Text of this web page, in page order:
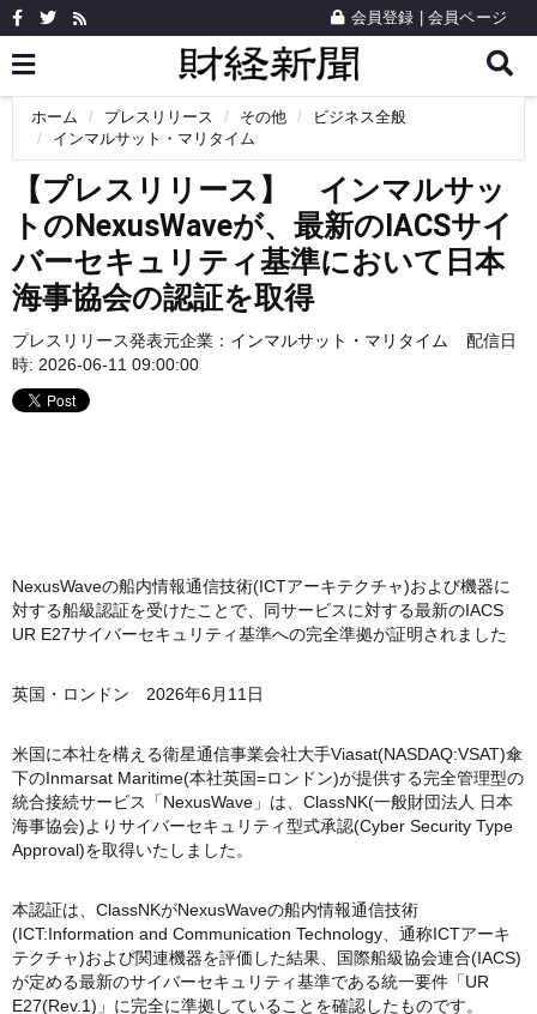
会員登録 会員ページ
ホーム プレスリリース その他
ビジネス全般
インマルサット・マリタイム
【プレスリリース】 インマルサッ
トのNexusWaveが、最新のIACSサイ
バーセキュリティ基準において日本
海事協会の認証を取得
プレスリリース発表元企業： インマルサット・マリタイム
配信日
時: 2026-06-11 09:00:00
NexusWaveの船内情報通信技術(ICTアーキテクチャ)および機器に
対する船級認証を受けたことで、同サービスに対する最新のIACS
UR E27サイバーセキュリティ基準への完全準拠が証明されました
英国・ロンドン 2026年6月11日
米国に本社を構える衛星通信事業会社大手Viasat(NASDAQ:VSAT)傘
下のInmarsat Maritime(本社英国=ロンドン)が提供する完全管理型の
統合接続サービス「NexusWave」は、ClassNK(一般財団法人 日本
海事協会)よりサイバーセキュリティ型式承認(Cyber Security Type
Approval)を取得いたしました。
本認証は、ClassNKがNexusWaveの船内情報通信技術
(ICT:Information and Communication Technology、通称ICTアーキ
テクチャ)および関連機器を評価した結果、国際船級協会連合(IACS)
が定める最新のサイバーセキュリティ基準である統一要件「UR
E27(Rev.1)」に完全に準拠していることを確認したものです。